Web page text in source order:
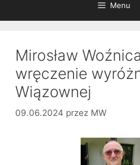
Menu
Mirosław
wręczenie
Wiązownej
09.06.2024 przez MW